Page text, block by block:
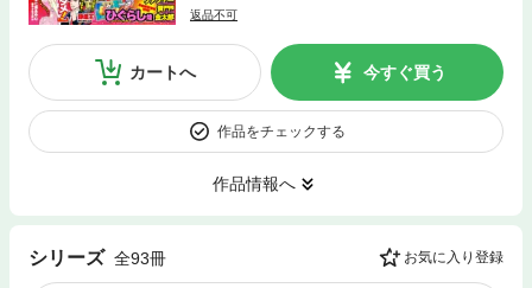
返品不可
カートへ 今すぐ買う
作品をチェックする
作品情報へ
シリーズ 全93冊 お気に入り登録